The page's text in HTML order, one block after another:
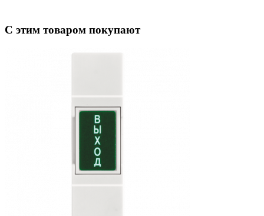
С этим товаром покупают